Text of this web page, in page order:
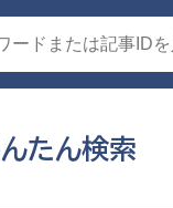
たん検索